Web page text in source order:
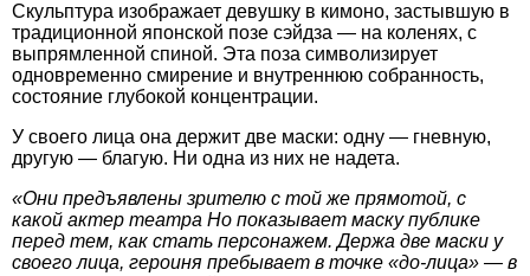
Скульптура изображает девушку в кимоно, застывшую в
традиционной японской позе сэйдза — на коленях, с
выпрямленной спиной. Эта поза символизирует
одновременно смирение и внутреннюю собранность,
состояние глубокой концентрации.
У своего лица она держит две маски: одну — гневную,
другую — благую. Ни одна из них не надета.
«Они предъявлены зрителю с той же прямотой, с
какой актер театра Но показывает маску публике
перед тем, как стать персонажем. Держа две маски у
своего лица, героиня пребывает в точке «до-лица» — в